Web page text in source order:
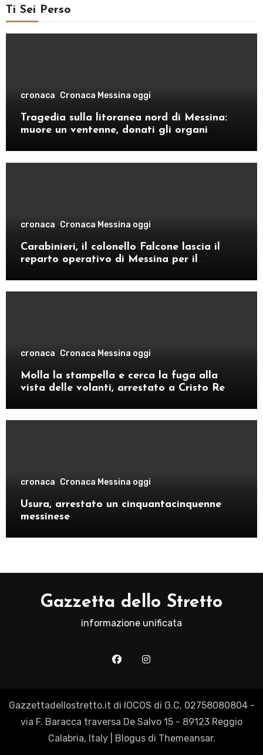
Ti Sei Perso
cronaca Cronaca Messina oggi
Tragedia sulla litoranea nord di Messina:
muore un ventenne, donati gli organi
cronaca Cronaca Messina oggi
Carabinieri, il colonello Falcone lascia il
reparto operativo di Messina per il
cronaca Cronaca Messina oggi
Molla la stampella e cerca la fuga alla
vista delle volanti, arrestato a Cristo Re
cronaca Cronaca Messina oggi
Usura, arrestato un cinquantacinquenne
messinese
Gazzetta dello Stretto
informazione unificata
Gazzettadellostretto.it di IOCOS di G.C. 02758080804 -
via F. Baracca traversa De Salvo 15 - 89123 Reggio
Calabria, Italy
Blogusdi Themeansar.